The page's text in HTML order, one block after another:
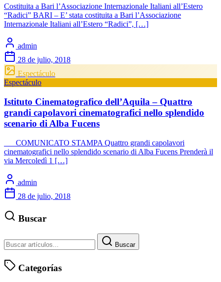
Costituita a Bari l’Associazione Internazionale Italiani all’Estero
“Radici” BARI – E’ stata costituita a Bari l’Associazione
Internazionale Italiani all’Estero “Radici”, […]
admin
28 de julio, 2018
Espectáculo
Espectáculo
Istituto Cinematografico dell’Aquila – Quattro
grandi capolavori cinematografici nello splendido
scenario di Alba Fucens
COMUNICATO STAMPA Quattro grandi capolavori
cinematografici nello splendido scenario di Alba Fucens Prenderà il
via Mercoledì 1 […]
admin
28 de julio, 2018
Buscar
Buscar
Categorías